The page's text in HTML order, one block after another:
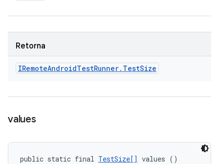
Retorna
IRemoteAndroidTestRunner. TestSize
values
public static final TestSize[] values ()